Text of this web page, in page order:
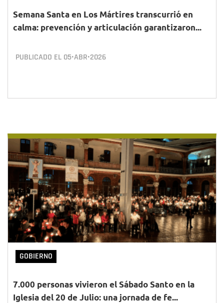
Semana Santa en Los Mártires transcurrió en
calma: prevención y articulación garantizaron...
PUBLICADO EL 05•ABR•2026
GOBIERNO
7.000 personas vivieron el Sábado Santo en la
Iglesia del 20 de Julio: una jornada de fe...